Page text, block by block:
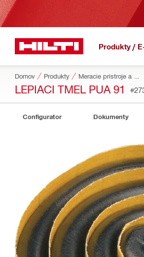
Produkty /
Domov Produkty
LEPIACI TMEL PUA 91
Configurator Dokumenty